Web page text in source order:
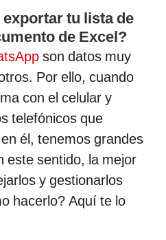
tu lista de
de Excel?
son datos muy
Por ello, cuando
con el celular y
telefónicos que
él, tenemos grandes
este sentido, la mejor
y gestionarlos
hacerlo? Aquí te lo